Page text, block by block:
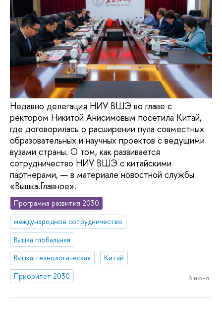
Недавно делегация НИУ ВШЭ во главе с
ректором Никитой Анисимовым посетила Китай,
где договорилась о расширении пула совместных
образовательных и научных проектов с ведущими
вузами страны. О том, как развивается
сотрудничество НИУ ВШЭ с китайскими
партнерами, — в материале новостной службы
«Вышка.Главное».
Программа развития 2030
международное сотрудничество
Вышка глобальная
Вышка технологическая
Китай
Приоритет 2030
3 июня